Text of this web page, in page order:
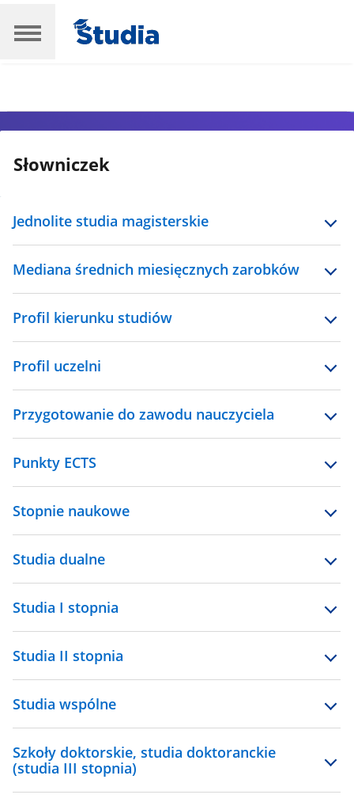
Słowniczek
Jednolite studia magisterskie
Mediana średnich miesięcznych zarobków
Profil kierunku studiów
Profil uczelni
Przygotowanie do zawodu nauczyciela
Punkty ECTS
Stopnie naukowe
Studia dualne
Studia I stopnia
Studia II stopnia
Studia wspólne
Szkoły doktorskie, studia doktoranckie
(studia III stopnia)